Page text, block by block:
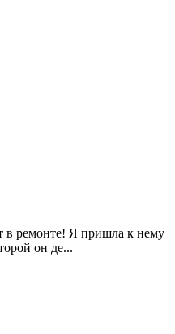
в ремонте! Я пришла к нему
он де...